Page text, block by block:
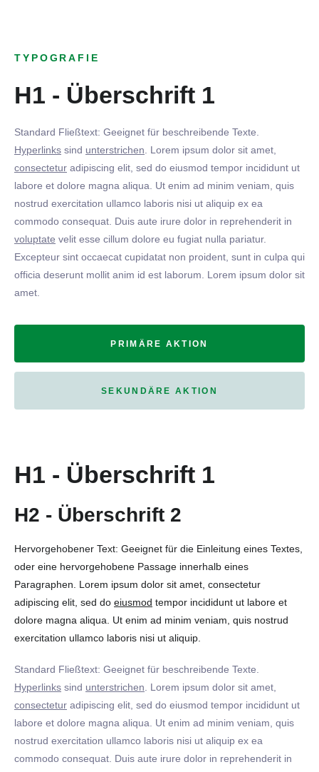
TYPOGRAFIE
H1 - Überschrift 1
Standard Fließtext: Geeignet für beschreibende Texte.
Hyperlinks sind unterstrichen . Lorem ipsum dolor sit amet,
consectetur adipiscing elit, sed do eiusmod tempor incididunt ut
labore et dolore magna aliqua. Ut enim ad minim veniam, quis
nostrud exercitation ullamco laboris nisi ut aliquip ex ea
commodo consequat. Duis aute irure dolor in reprehenderit in
voluptate velit esse cillum dolore eu fugiat nulla pariatur.
Excepteur sint occaecat cupidatat non proident, sunt in culpa qui
officia deserunt mollit anim id est laborum. Lorem ipsum dolor sit
amet.
PRIMÄRE AKTION
SEKUNDÄRE AKTION
H1 - Überschrift 1
H2 - Überschrift 2
Hervorgehobener Text: Geeignet für die Einleitung eines Textes,
oder eine hervorgehobene Passage innerhalb eines
Paragraphen. Lorem ipsum dolor sit amet, consectetur
adipiscing elit, sed do eiusmod tempor incididunt ut labore et
dolore magna aliqua. Ut enim ad minim veniam, quis nostrud
exercitation ullamco laboris nisi ut aliquip.
Standard Fließtext: Geeignet für beschreibende Texte.
Hyperlinks sind unterstrichen. Lorem ipsum dolor sit amet,
consectetur adipiscing elit, sed do eiusmod tempor incididunt ut
labore et dolore magna aliqua. Ut enim ad minim veniam, quis
nostrud exercitation ullamco laboris nisi ut aliquip ex ea
commodo consequat. Duis aute irure dolor in reprehenderit in